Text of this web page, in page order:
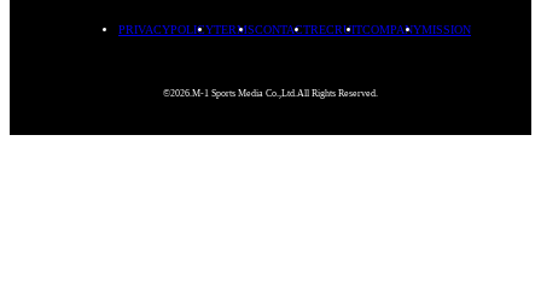
PRIVACYPOLICYTERMSCONTACTRECRUITCOMPANYMISSION
©2026.M-1 Sports Media Co.,Ltd.All Rights Reserved.